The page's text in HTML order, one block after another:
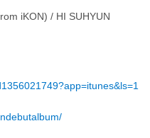
iKON) / HI SUHYUN